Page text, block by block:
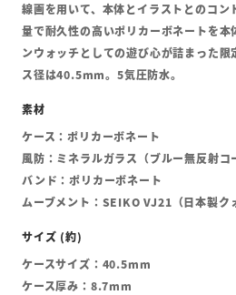
線画を用いて、本体とイラストとのコン
量で耐久性の高いポリカーボネートを本
ンウォッチとしての遊び心が詰まった限
ス径は40.5mm。5気圧防水。
ケース：ポリカーボネート
風防：ミネラルガラス（ブルー無反射コ
バンド：ポリカーボネート
ムーブメント：SEIKO VJ21（日本製ク
ケースサイズ：40.5mm
ケース厚み：8.7mm